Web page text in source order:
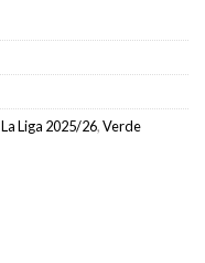
La Liga 2025/26,Verde